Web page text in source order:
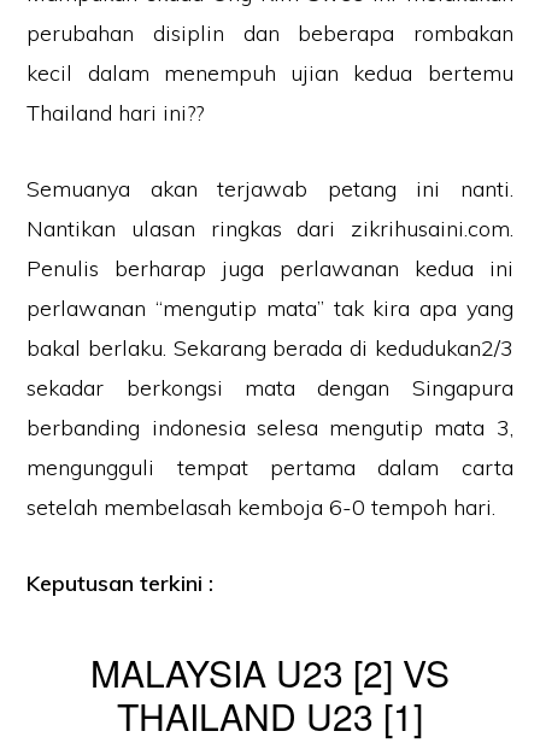
perubahan disiplin dan beberapa rombakan
kecil dalam menempuh ujian kedua bertemu
Thailand hari ini??
Semuanya akan terjawab petang ini nanti.
Nantikan ulasan ringkas dari zikrihusaini.com.
Penulis berharap juga perlawanan kedua ini
perlawanan “mengutip mata” tak kira apa yang
bakal berlaku. Sekarang berada di kedudukan2/3
sekadar berkongsi mata dengan Singapura
berbanding indonesia selesa mengutip mata 3,
mengungguli tempat pertama dalam carta
setelah membelasah kemboja 6-0 tempoh hari.
Keputusan terkini :
MALAYSIA U23 [2] VS
THAILAND U23 [1]